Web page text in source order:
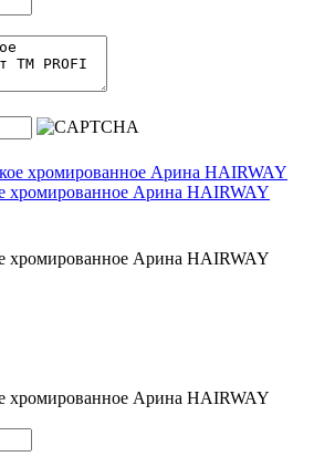
хромированное Арина HAIRWAY
хромированное Арина HAIRWAY
хромированное Арина HAIRWAY